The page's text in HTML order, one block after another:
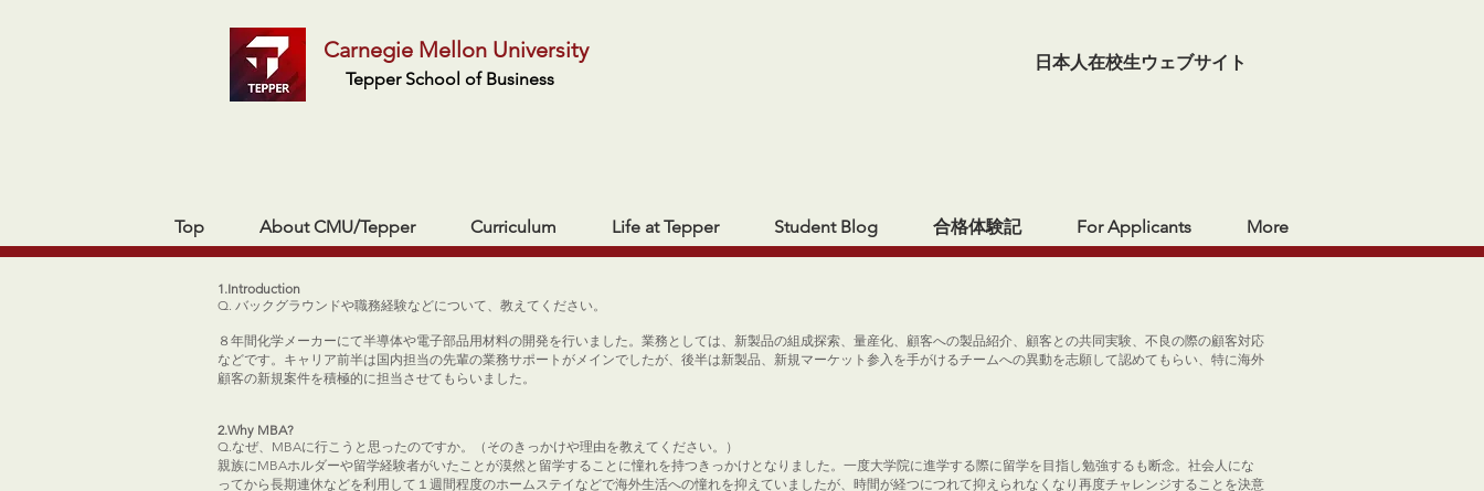
Carnegie Mellon University
Tepper School of Business
日本人在校生ウェブサイト
Top About CMU/Tepper Curriculum Life at Tepper Student Blog 合格体験記 For Applicants More
1.Introduction
Q. バックグラウンドや職務経験などについて、教えてください。
８年間化学メーカーにて半導体や電子部品用材料の開発を行いました。業務としては、新製品の組成探索、量産化、顧客への製品紹介、顧客との共同実験、不良の際の顧客対応
などです。キャリア前半は国内担当の先輩の業務サポートがメインでしたが、後半は新製品、新規マーケット参入を手がけるチームへの異動を志願して認めてもらい、特に海外
顧客の新規案件を積極的に担当させてもらいました。
2.Why MBA?
Q.なぜ、MBAに行こうと思ったのですか。（そのきっかけや理由を教えてください。）
親族にMBAホルダーや留学経験者がいたことが漠然と留学することに憧れを持つきっかけとなりました。一度大学院に進学する際に留学を目指し勉強するも断念。社会人にな
ってから長期連休などを利用して１週間程度のホームステイなどで海外生活への憧れを抑えていましたが、時間が経つにつれて抑えられなくなり再度チャレンジすることを決意